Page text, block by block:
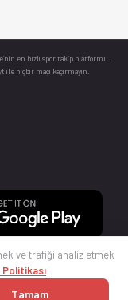
en hızlı spor takip platformu.
hiçbir maçı kaçırmayın.
ve trafiği analiz etmek
Tamam